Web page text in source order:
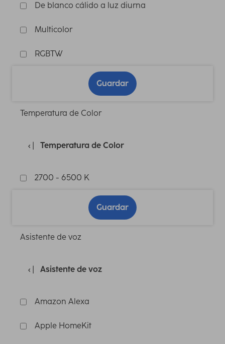
De blanco cálido a luz diurna
Multicolor
RGBTW
Guardar
Temperatura de Color
Temperatura de Color
2700 - 6500 K
Guardar
Asistente de voz
Asistente de voz
Amazon Alexa
Apple HomeKit